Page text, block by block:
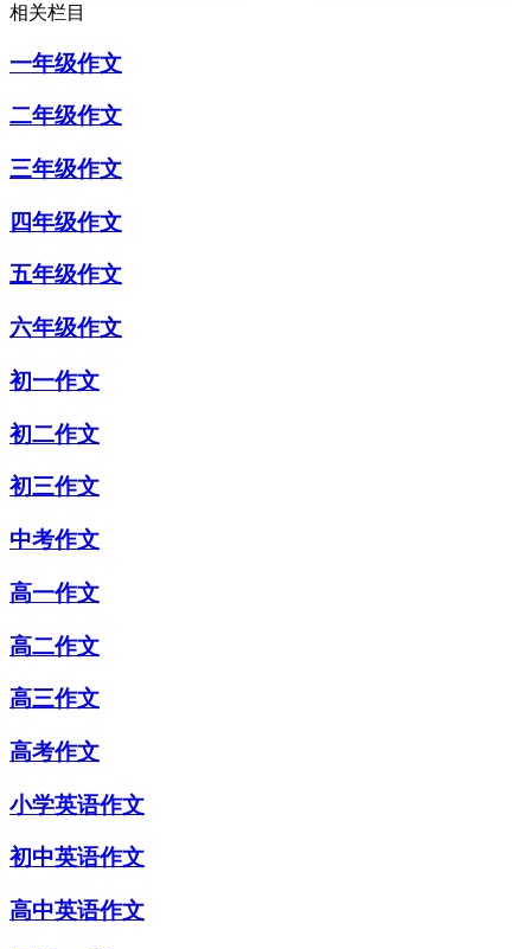
相关栏目
一年级作文
二年级作文
三年级作文
四年级作文
五年级作文
六年级作文
初一作文
初二作文
初三作文
中考作文
高一作文
高二作文
高三作文
高考作文
小学英语作文
初中英语作文
高中英语作文